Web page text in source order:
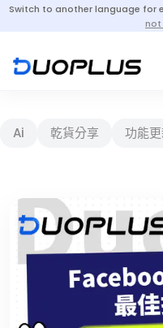
Switch to another language for
not
Ai 乾貨分享 功能